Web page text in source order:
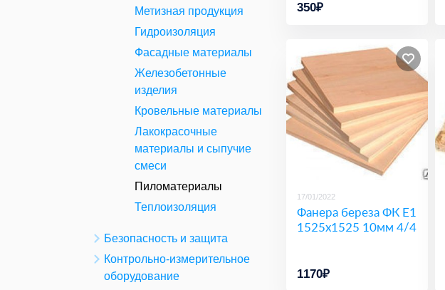
Метизная продукция
Гидроизоляция
Фасадные материалы
Железобетонные
изделия
Кровельные материалы
Лакокрасочные
материалы и сыпучие
смеси
Пиломатериалы
Теплоизоляция
Безопасность и защита
Контрольно-измерительное
оборудование
350₽
17/01/2022
Фанера береза ФК Е1
1525х1525 10мм 4/4
1170₽